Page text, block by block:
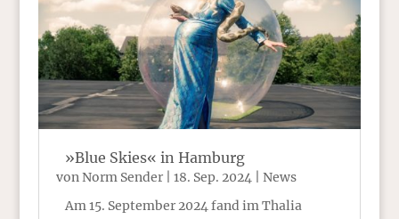
»Blue Skies« in Hamburg
von Norm Sender| 18. Sep. 2024
News
Am 15. September 2024 fand im Thalia